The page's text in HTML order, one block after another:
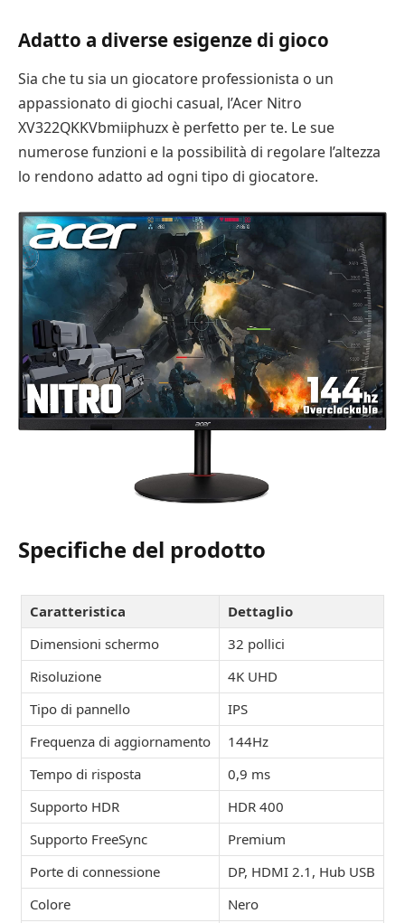
Adatto a diverse esigenze di gioco
Sia che tu sia un giocatore professionista o un
appassionato di giochi casual, l’Acer Nitro
XV322QKKVbmiiphuzx è perfetto per te. Le sue
numerose funzioni e la possibilità di regolare l’altezza
lo rendono adatto ad ogni tipo di giocatore.
Specifiche del prodotto
Caratteristica
Dettaglio
Dimensioni schermo
32 pollici
Risoluzione
4K UHD
Tipo di pannello
IPS
Frequenza di aggiornamento
144Hz
Tempo di risposta
0,9 ms
Supporto HDR
HDR 400
Supporto FreeSync
Premium
Porte di connessione
DP, HDMI 2.1, Hub USB
Colore
Nero